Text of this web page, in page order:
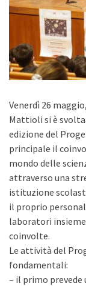
Venerdì 26
Mattioli si è
edizione del
principale il
mondo delle
attraverso una
istituzione
il proprio
laboratori
coinvolte.
Le attività del
fondamentali:
– il primo prevede